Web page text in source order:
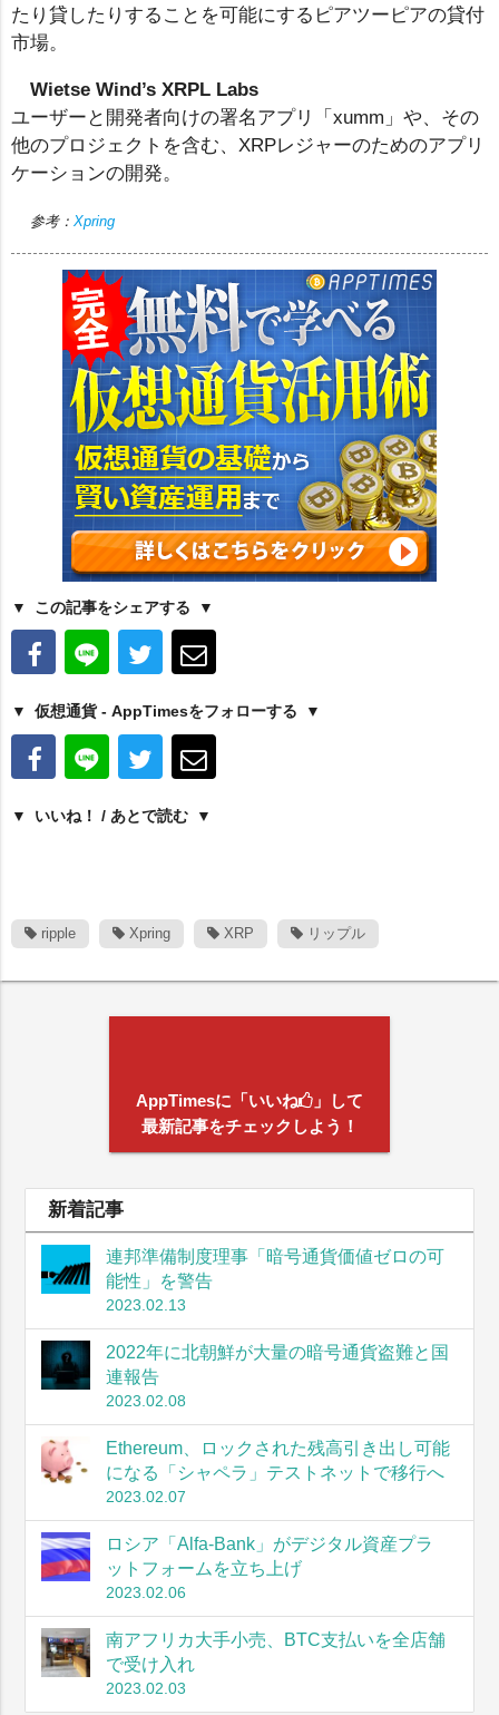
たり貸したりすることを可能にするピアツーピアの貸付
市場。
Wietse Wind’s XRPL Labs
ユーザーと開発者向けの署名アプリ「xumm」や、その
他のプロジェクトを含む、XRPレジャーのためのアプリ
ケーションの開発。
参考： Xpring
この記事をシェアする
仮想通貨 - AppTimesをフォローする
いいね！ / あとで読む
ripple Xpring XRP リップル
AppTimesに「いいね
」して
最新記事をチェックしよう！
新着記事
連邦準備制度理事「暗号通貨価値ゼロの可
能性」を警告
2023.02.13
2022年に北朝鮮が大量の暗号通貨盗難と国
連報告
2023.02.08
Ethereum、ロックされた残高引き出し可能
になる「シャペラ」テストネットで移行へ
2023.02.07
ロシア「Alfa-Bank」がデジタル資産プラ
ットフォームを立ち上げ
2023.02.06
南アフリカ大手小売、BTC支払いを全店舗
で受け入れ
2023.02.03